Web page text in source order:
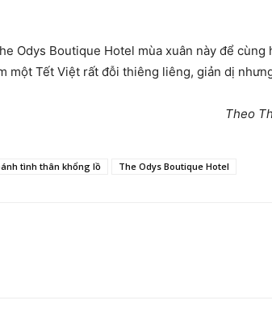
Odys Boutique Hotel mùa xuân này để cùng
một Tết Việt rất đỗi thiêng liêng, giản dị
Theo
tình thân khổng lồ The Odys Boutique Hotel